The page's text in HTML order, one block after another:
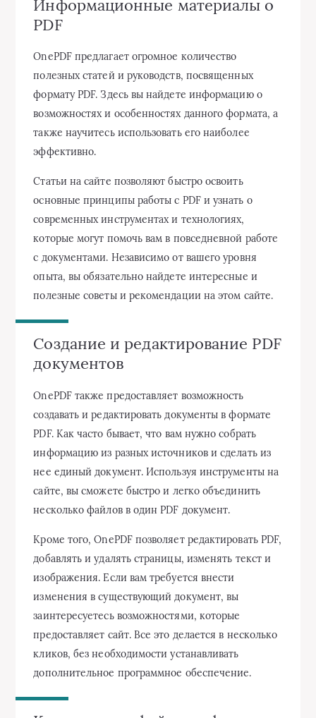
Информационные материалы о
PDF
OnePDF предлагает огромное количество
полезных статей и руководств, посвященных
формату PDF. Здесь вы найдете информацию о
возможностях и особенностях данного формата, а
также научитесь использовать его наиболее
эффективно.
Статьи на сайте позволяют быстро освоить
основные принципы работы с PDF и узнать о
современных инструментах и технологиях,
которые могут помочь вам в повседневной работе
с документами. Независимо от вашего уровня
опыта, вы обязательно найдете интересные и
полезные советы и рекомендации на этом сайте.
Создание и редактирование PDF
документов
OnePDF также предоставляет возможность
создавать и редактировать документы в формате
PDF. Как часто бывает, что вам нужно собрать
информацию из разных источников и сделать из
нее единый документ. Используя инструменты на
сайте, вы сможете быстро и легко объединить
несколько файлов в один PDF документ.
Кроме того, OnePDF позволяет редактировать PDF,
добавлять и удалять страницы, изменять текст и
изображения. Если вам требуется внести
изменения в существующий документ, вы
заинтересуетесь возможностями, которые
предоставляет сайт. Все это делается в несколько
кликов, без необходимости устанавливать
дополнительное программное обеспечение.